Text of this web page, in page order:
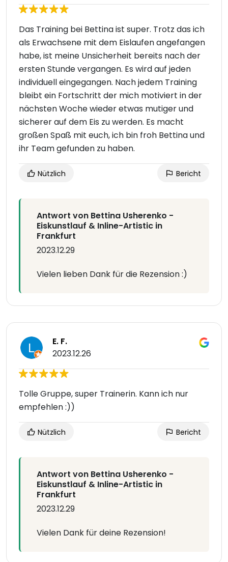
Das Training bei Bettina ist super. Trotz das ich
als Erwachsene mit dem Eislaufen angefangen
habe, ist meine Unsicherheit bereits nach der
ersten Stunde vergangen. Es wird auf jeden
individuell eingegangen. Nach jedem Training
bleibt ein Fortschritt der mich motiviert in der
nächsten Woche wieder etwas mutiger und
sicherer auf dem Eis zu werden. Es macht
großen Spaß mit euch, ich bin froh Bettina und
ihr Team gefunden zu haben.
Nützlich Bericht
Antwort von Bettina Usherenko -
Eiskunstlauf & Inline-Artistic in
Frankfurt
2023.12.29
Vielen lieben Dank für die Rezension :)
E. F.
2023.12.26
Tolle Gruppe, super Trainerin. Kann ich nur
empfehlen :))
Nützlich Bericht
Antwort von Bettina Usherenko -
Eiskunstlauf & Inline-Artistic in
Frankfurt
2023.12.29
Vielen Dank für deine Rezension!